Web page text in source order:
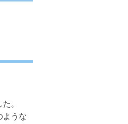
。
ような